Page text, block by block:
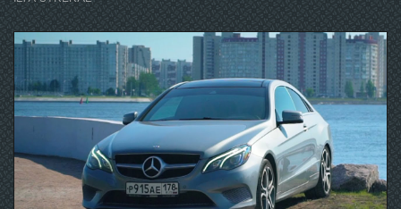
ILYA STREKAL